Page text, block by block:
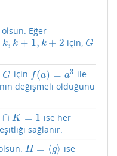
Eğer
k, k + 1, k + 2
+1 ,k +2 için, G
G
G için f(a) = a3
f(a)=a 3
ile
nin değişmeli olduğunu
∩ K = 1
K=1 ise her
eşitliği sağlanır.
H = ⟨g⟩
H= ⟨g⟩ ise